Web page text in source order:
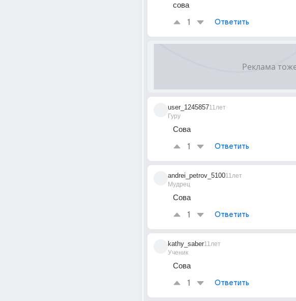
сова
1 Ответить
user_1245857
Гуру
11лет
Сова
1 Ответить
andrei_petrov_5100
Мудрец
11лет
Сова
1 Ответить
kathy_saber
Ученик
11лет
Сова
1 Ответить